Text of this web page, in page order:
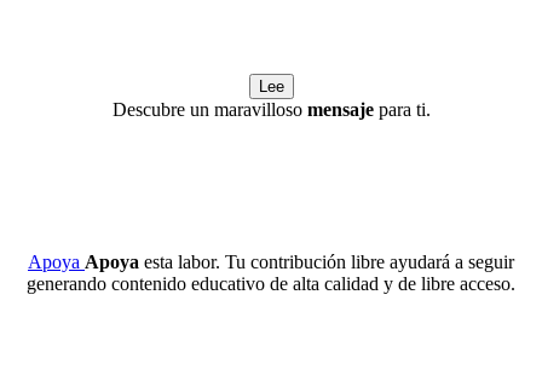
Lee
Descubre un maravilloso mensajepara ti.
Apoya Apoya esta labor. Tu contribución libre ayudará a seguir
generando contenido educativo de alta calidad y de libre acceso.